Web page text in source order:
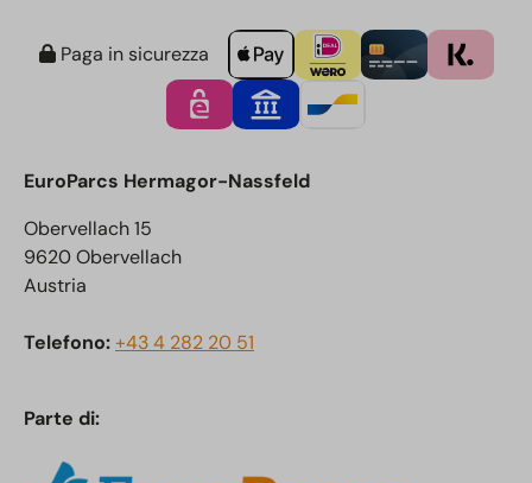
Paga in sicurezza
EuroParcs Hermagor-Nassfeld
Obervellach 15
9620 Obervellach
Austria
Telefono:+43 4 282 20 51
Parte di: